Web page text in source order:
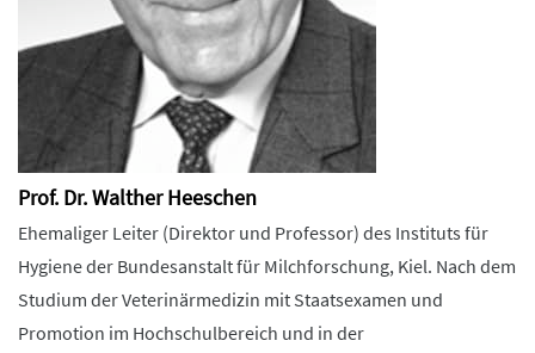
Prof. Dr. Walther Heeschen
Ehemaliger Leiter (Direktor und Professor) des Instituts für
Hygiene der Bundesanstalt für Milchforschung, Kiel. Nach dem
Studium der Veterinärmedizin mit Staatsexamen und
Promotion im Hochschulbereich und in der